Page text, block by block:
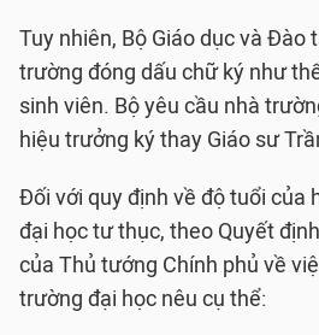
Tuy nhiên, Bộ Giáo dục và Đào
trường đóng dấu chữ ký như
sinh viên. Bộ yêu cầu nhà
hiệu trưởng ký thay Giáo sư
Đối với quy định về độ tuổi của
đại học tư thục, theo Quyết
của Thủ tướng Chính phủ về
trường đại học nêu cụ thể: